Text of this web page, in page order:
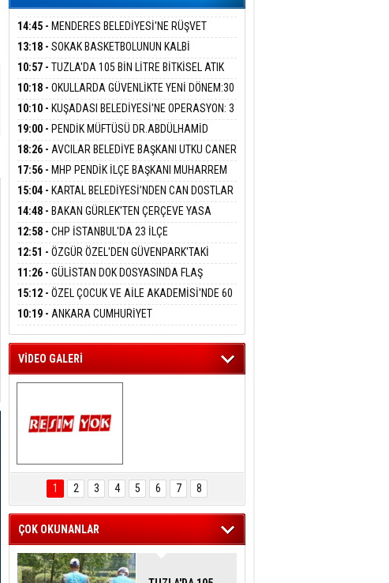
Şiyar Adıyaman
Ben Bu Sahaya Sığmazam
Hasan Ali Çölük
Bir Satırın İçindeki İnsan
Ezgi Kılıç
SİVAS: ATEŞE ATILAN VİCDAN
BARIŞ BAŞARSLAN
ADANMAK
Meltem Kaynas
AFFETMEYECEĞİM!
14:45 - MENDERES BELEDİYESİ'NE RÜŞVET
OPERASYONU:BELEDİYE BAŞKANI İLKAY ÇİÇEK
ADLİYEYE SEVK EDİLDİ
13:18 - SOKAK BASKETBOLUNUN KALBİ
ÜMRANİYE’DE ATACAK
10:57 - TUZLA'DA 105 BİN LİTRE BİTKİSEL ATIK
YAĞ TOPLANDI
10:18 - OKULLARDA GÜVENLİKTE YENİ DÖNEM:30
BİN PERSONEL ALINACAK DEDEKTÖRLÜ ARAMA
GELİYOR
10:10 - KUŞADASI BELEDİYESİ'NE OPERASYON: 3
DALGADA 15 GÖZALTI
19:00 - PENDİK MÜFTÜSÜ DR.ABDÜLHAMİD
PEHLİVAN BASIN MENSUPLARINI AĞIRLADI
18:26 - AVCILAR BELEDİYE BAŞKANI UTKU CANER
ÇANKAYA HAKKINDA TAHLİYE KARARI
17:56 - MHP PENDİK İLÇE BAŞKANI MUHARREM
KIR KARTAL ORDULULAR DERNEĞİ HEYETİNİ
AĞIRLADI
15:04 - KARTAL BELEDİYESİ’NDEN CAN DOSTLAR
İÇİN DEV YATIRIM!
14:48 - BAKAN GÜRLEK'TEN ÇERÇEVE YASA
AÇIKLAMASI:''KIRMIZI ÇİZGİMİZ ŞEHİT AİLELERİ
VE GAZİLERİMİZİN HASSASİYETİDİR''
12:58 - CHP İSTANBUL'DA 23 İLÇE
BAŞKANLIĞI'NDA ATAMALAR GERÇEKLEŞTİ
12:51 - ÖZGÜR ÖZEL'DEN GÜVENPARK'TAKİ
GAZİLERE DESTEK:''SONUÇ ALANA KADAR
ARKANIZDAYIZ''
11:26 - GÜLİSTAN DOK DOSYASINDA FLAŞ
GELİŞME: 2 DALGIÇ DELİL KARARTMA
SUÇLAMASIYLA TUTUTKLANDI
15:12 - ÖZEL ÇOCUK VE AİLE AKADEMİSİ'NDE 60
ÇOCUĞA HİZMET VERİLDİ
10:19 - ANKARA CUMHURİYET
BAŞSAVCILIĞINDAN ÖZGÜR ÖZEL VE VELİ
AĞBABA HAKKINDA FEZLEKE
VİDEO GALERİ
KARTAL ENGELSİZ
YAŞAM FESTİVALİ
KONSERİ
İZLEYİCİLERİ MEST
1 2 3 4 5 6 7 8
ÇOK OKUNANLAR